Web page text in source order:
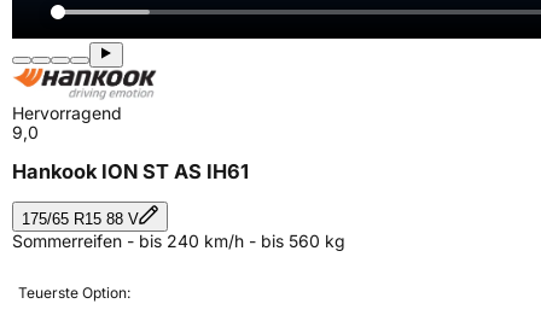
Hervorragend
9,0
Hankook ION ST AS IH61
175/65 R15 88 V
Sommerreifen - bis 240 km/h - bis 560 kg
Teuerste Option: